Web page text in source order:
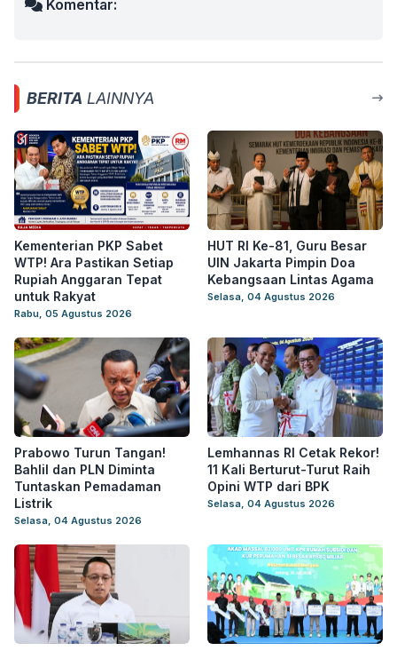
Komentar:
BERITA LAINNYA
Kementerian PKP Sabet
WTP! Ara Pastikan Setiap
Rupiah Anggaran Tepat
untuk Rakyat
Rabu, 05 Agustus 2026
HUT RI Ke-81, Guru Besar
UIN Jakarta Pimpin Doa
Kebangsaan Lintas Agama
Selasa, 04 Agustus 2026
Prabowo Turun Tangan!
Bahlil dan PLN Diminta
Tuntaskan Pemadaman
Listrik
Selasa, 04 Agustus 2026
Lemhannas RI Cetak Rekor!
11 Kali Berturut-Turut Raih
Opini WTP dari BPK
Selasa, 04 Agustus 2026